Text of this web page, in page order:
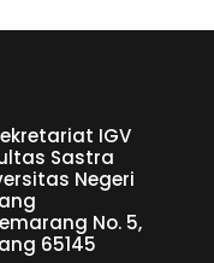
IGV
Sastra
Negeri
No. 5,
65145